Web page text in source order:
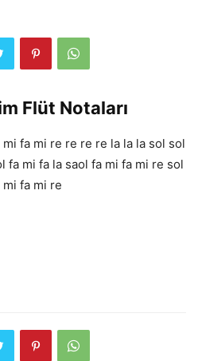
Flüt Notaları
fa mi re re re re la la la sol sol
fa mi fa la saol fa mi fa mi re sol
fa mi re